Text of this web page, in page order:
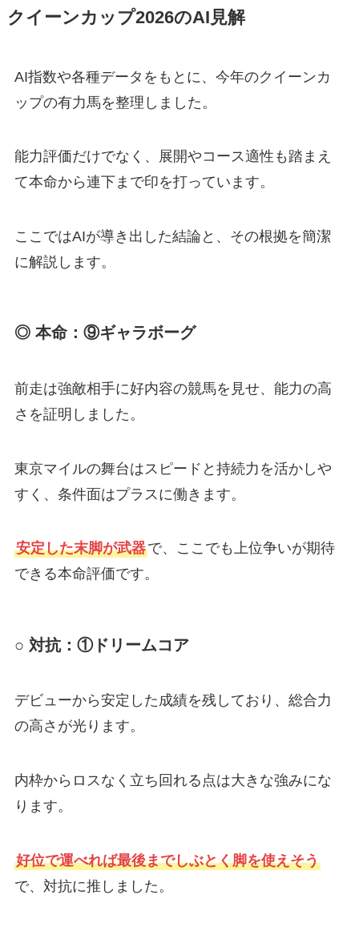
クイーンカップ2026のAI見解
AI指数や各種データをもとに、今年のクイーンカ
ップの有力馬を整理しました。
能力評価だけでなく、展開やコース適性も踏まえ
て本命から連下まで印を打っています。
ここではAIが導き出した結論と、その根拠を簡潔
に解説します。
◎ 本命：⑨ギャラボーグ
前走は強敵相手に好内容の競馬を見せ、能力の高
さを証明しました。
東京マイルの舞台はスピードと持続力を活かしや
すく、条件面はプラスに働きます。
安定した末脚が武器で、ここでも上位争いが期待
できる本命評価です。
○ 対抗：①ドリームコア
デビューから安定した成績を残しており、総合力
の高さが光ります。
内枠からロスなく立ち回れる点は大きな強みにな
ります。
好位で運べれば最後までしぶとく脚を使えそう
で、対抗に推しました。